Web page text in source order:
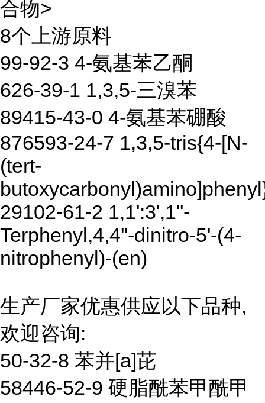
合物>
8个上游原料
99-92-3 4-氨基苯乙酮
626-39-1 1,3,5-三溴苯
89415-43-0 4-氨基苯硼酸
876593-24-7 1,3,5-tris{4-[N-
(tert-
29102-61-2 1,1':3',1''-
Terphenyl,4,4''-dinitro-5'-(4-
nitrophenyl)-(en)
生产厂家优惠供应以下品种,
欢迎咨询:
50-32-8 苯并[a]芘
58446-52-9 硬脂酰苯甲酰甲